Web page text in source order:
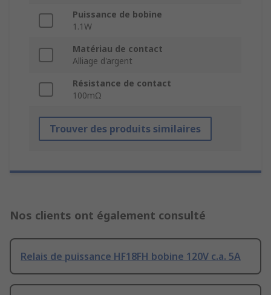
Puissance de bobine
1.1W
Matériau de contact
Alliage d'argent
Résistance de contact
100mΩ
Trouver des produits similaires
Nos clients ont également consulté
Relais de puissance HF18FH bobine 120V c.a. 5A